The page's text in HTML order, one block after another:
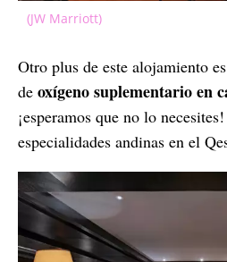
(JW Marriott)
Otro plus de este alojamiento
de oxígeno suplementario en
¡esperamos que no lo
especialidades andinas en el